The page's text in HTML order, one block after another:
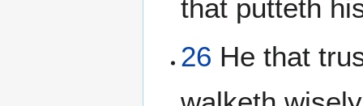
that putteth
26 He that